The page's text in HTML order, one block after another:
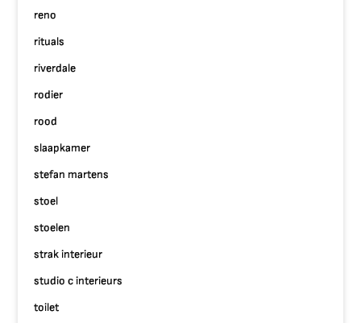
reno
rituals
riverdale
rodier
rood
slaapkamer
stefan martens
stoel
stoelen
strak interieur
studio c interieurs
toilet